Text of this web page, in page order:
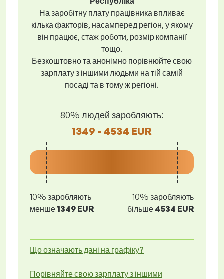
На заробітну плату працівника впливає
кілька факторів, насамперед регіон, у якому
він працює, стаж роботи, розмір компанії
тощо.
Безкоштовно та анонімно порівнюйте свою
зарплату з іншими людьми на тій самій
посаді та в тому ж регіоні.
80% людей заробляють:
1349 - 4534 EUR
10% заробляють
менше 1349 EUR
10% заробляють
більше 4534 EUR
Що означають дані на графіку?
Порівняйте свою зарплату з іншими